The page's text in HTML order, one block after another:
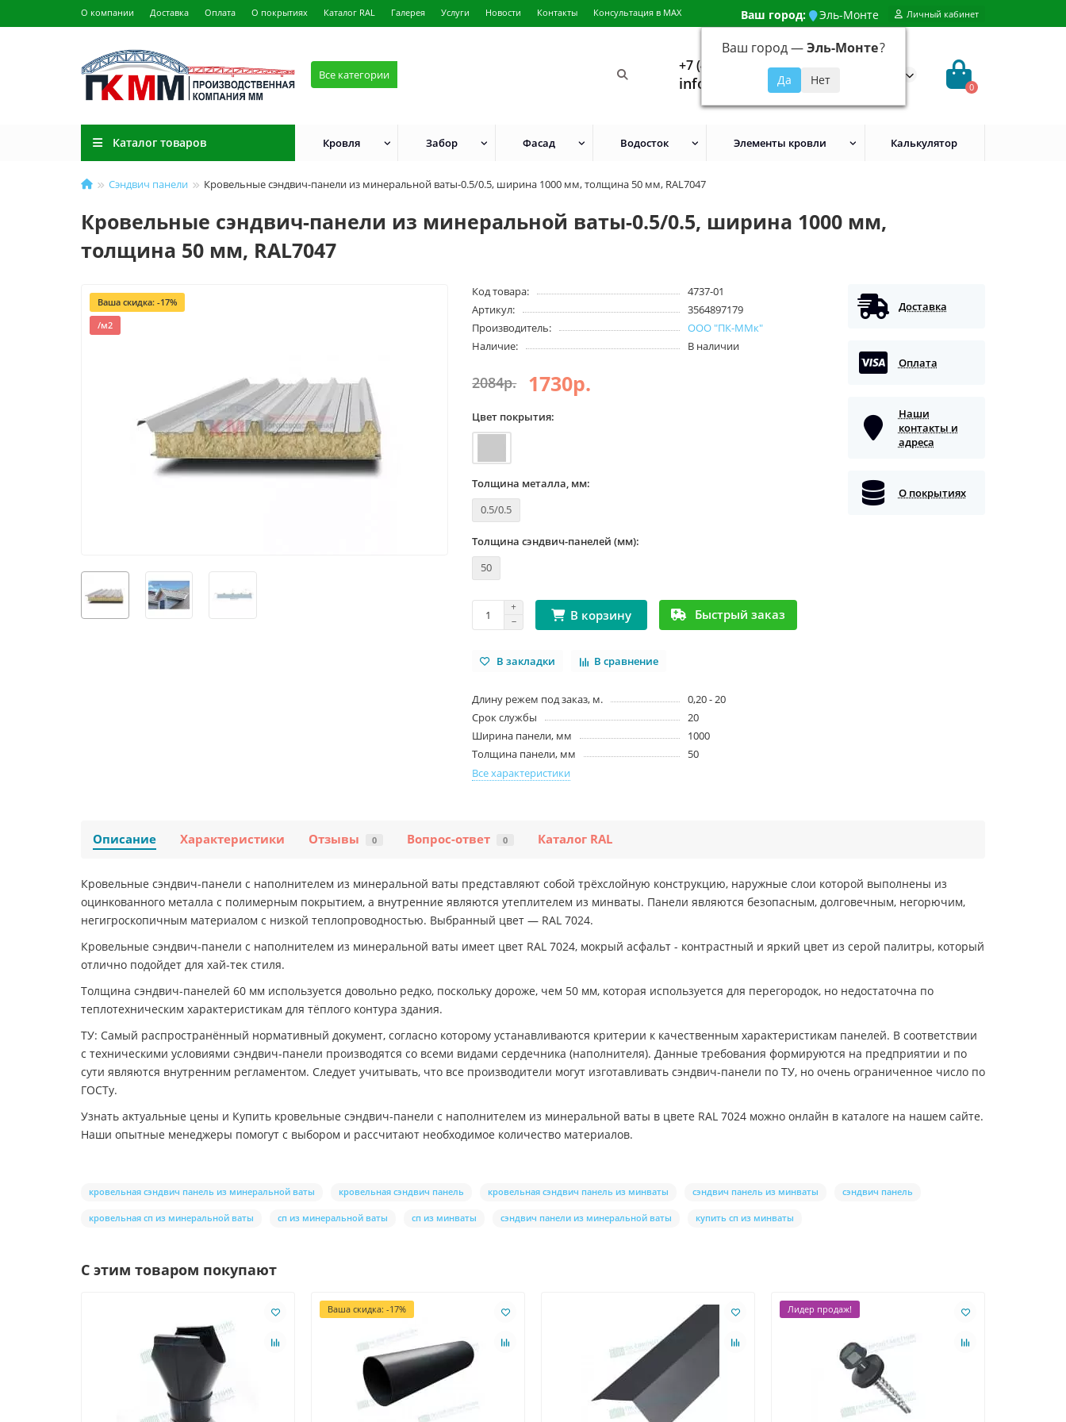
О компании Доставка Оплата О покрытиях Каталог RAL Галерея Услуги Новости Контакты Консультация в MAX Ваш город: Эль-Монте
Ваш город —Эль-Монте?
Личный кабинет
Все категории
+7 (499) 648-92-94
info@evroshtaketnikmoskva.ru 0
Каталог товаров Кровля Забор Фасад Водосток Элементы кровли Калькулятор
Сэндвич панели Кровельные сэндвич-панели из минеральной ваты-0.5/0.5, ширина 1000 мм, толщина 50 мм, RAL7047
Кровельные сэндвич-панели из минеральной ваты-0.5/0.5, ширина 1000 мм,
толщина 50 мм, RAL7047
Ваша скидка: -17%
/м2
Код товара:
4737-01
Артикул:
3564897179
Производитель:
ООО "ПК-ММк"
Наличие:
В наличии
2084р. 1730р.
Цвет покрытия:
Толщина металла, мм:
0.5/0.5
Толщина сэндвич-панелей (мм):
50
В корзину Быстрый заказ
В закладки В сравнение
Длину режем под заказ, м.
0,20 - 20
Срок службы
20
Ширина панели, мм
1000
Толщина панели, мм
50
Все характеристики
Доставка
Оплата
Наши
контакты и
адреса
О покрытиях
Описание Характеристики Отзывы 0 Вопрос-ответ 0 Каталог RAL
Кровельные сэндвич-панели с наполнителем из минеральной ваты представляют собой трёхслойную конструкцию, наружные слои которой выполнены из
оцинкованного металла с полимерным покрытием, а внутренние являются утеплителем из минваты. Панели являются безопасным, долговечным, негорючим,
негигроскопичным материалом с низкой теплопроводностью. Выбранный цвет — RAL 7024.
Кровельные сэндвич-панели с наполнителем из минеральной ваты имеет цвет RAL 7024, мокрый асфальт - контрастный и яркий цвет из серой палитры, который
отлично подойдет для хай-тек стиля.
Толщина сэндвич-панелей 60 мм используется довольно редко, поскольку дороже, чем 50 мм, которая используется для перегородок, но недостаточна по
теплотехническим характеристикам для тёплого контура здания.
ТУ: Самый распространённый нормативный документ, согласно которому устанавливаются критерии к качественным характеристикам панелей. В соответствии
с техническими условиями сэндвич-панели производятся со всеми видами сердечника (наполнителя). Данные требования формируются на предприятии и по
сути являются внутренним регламентом. Следует учитывать, что все производители могут изготавливать сэндвич-панели по ТУ, но очень ограниченное число по
ГОСТу.
Узнать актуальные цены и Купить кровельные сэндвич-панели с наполнителем из минеральной ваты в цвете RAL 7024 можно онлайн в каталоге на нашем сайте.
Наши опытные менеджеры помогут с выбором и рассчитают необходимое количество материалов.
кровельная сэндвич панель из минеральной ваты кровельная сэндвич панель кровельная сэндвич панель из минваты сэндвич панель из минваты сэндвич панель
кровельная сп из минеральной ваты сп из минеральной ваты сп из минваты сэндвич панели из минеральной ваты купить сп из минваты
С этим товаром покупают
Ваша скидка: -17% Лидер продаж!